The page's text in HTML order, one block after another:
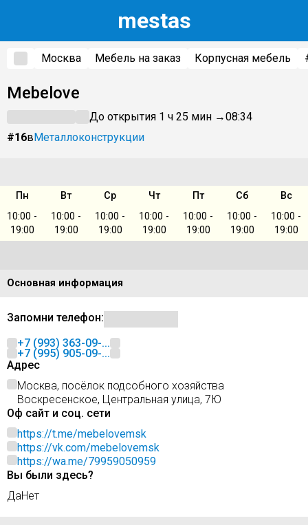
mestas
Москва Мебель на заказ Корпусная мебель
Mebelove
До открытия 1 ч 25 мин →08:34
#16вМеталлоконструкции
Пн Вт Ср Чт Пт Сб
Вс
10:00 -
19:00
10:00 -
19:00
10:00 -
19:00
10:00 -
19:00
10:00 -
19:00
10:00 -
19:00
10:00 -
19:00
Основная информация
Запомни телефон:
+7 (993) 363-09-...
+7 (995) 905-09-...
Адрес
Москва, посёлок подсобного хозяйства
Воскресенское, Центральная улица, 7Ю
Оф сайт и соц. сети
https://t.me/mebelovemsk
https://vk.com/mebelovemsk
https://wa.me/79959050959
Вы были здесь?
ДаНет